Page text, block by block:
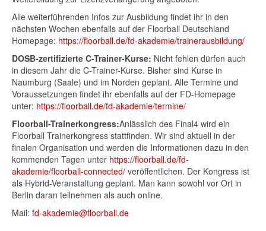
Alle weiterführenden Infos zur Ausbildung findet ihr in den
nächsten Wochen ebenfalls auf der Floorball Deutschland
Homepage: https://floorball.de/fd-akademie/trainerausbildung/
DOSB-zertifizierte C-Trainer-Kurse: Nicht fehlen dürfen auch
in diesem Jahr die C-Trainer-Kurse. Bisher sind Kurse in
Naumburg (Saale) und im Norden geplant. Alle Termine und
Voraussetzungen findet ihr ebenfalls auf der FD-Homepage
unter: https://floorball.de/fd-akademie/termine/
Floorball-Trainerkongress:Anlässlich des Final4 wird ein
Floorball Trainerkongress stattfinden. Wir sind aktuell in der
finalen Organisation und werden die Informationen dazu in den
kommenden Tagen unter https://floorball.de/fd-
akademie/floorball-connected/ veröffentlichen. Der Kongress ist
als Hybrid-Veranstaltung geplant. Man kann sowohl vor Ort in
Berlin daran teilnehmen als auch online.
Mail: fd-akademie@floorball.de